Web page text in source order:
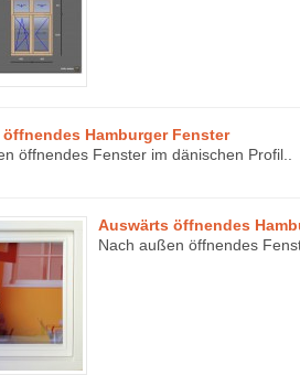
Hamburger Fenster
öffnendes Fenster im dänischen Profil..
Auswärts öffnendes
Nach außen öffnendes